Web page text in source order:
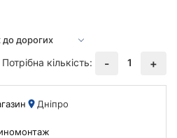
Потрібна кількість:
- 1 +
Дніпро